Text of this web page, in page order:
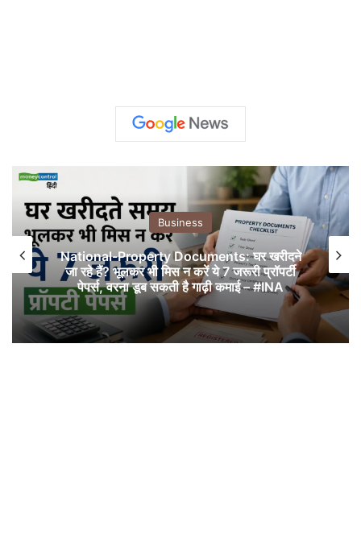
Business
National-Property Documents: घर खरीदने
जा रहे हैं? भूलकर भी मिस न करें ये 7 जरूरी प्रॉपर्टी
पेपर्स, वरना डूब सकती है गाढ़ी कमाई – #INA